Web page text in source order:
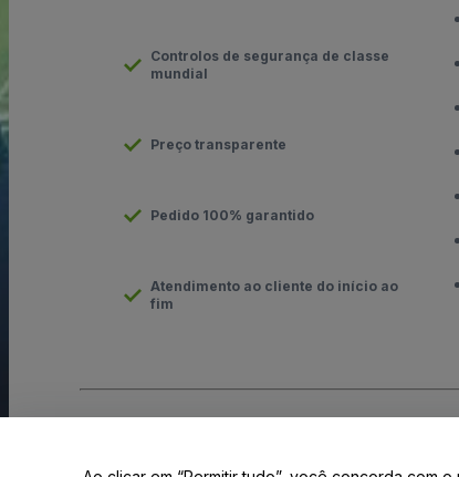
Controlos de segurança de classe
mundial
Preço transparente
Pedido 100% garantido
Atendimento ao cliente do início ao
fim